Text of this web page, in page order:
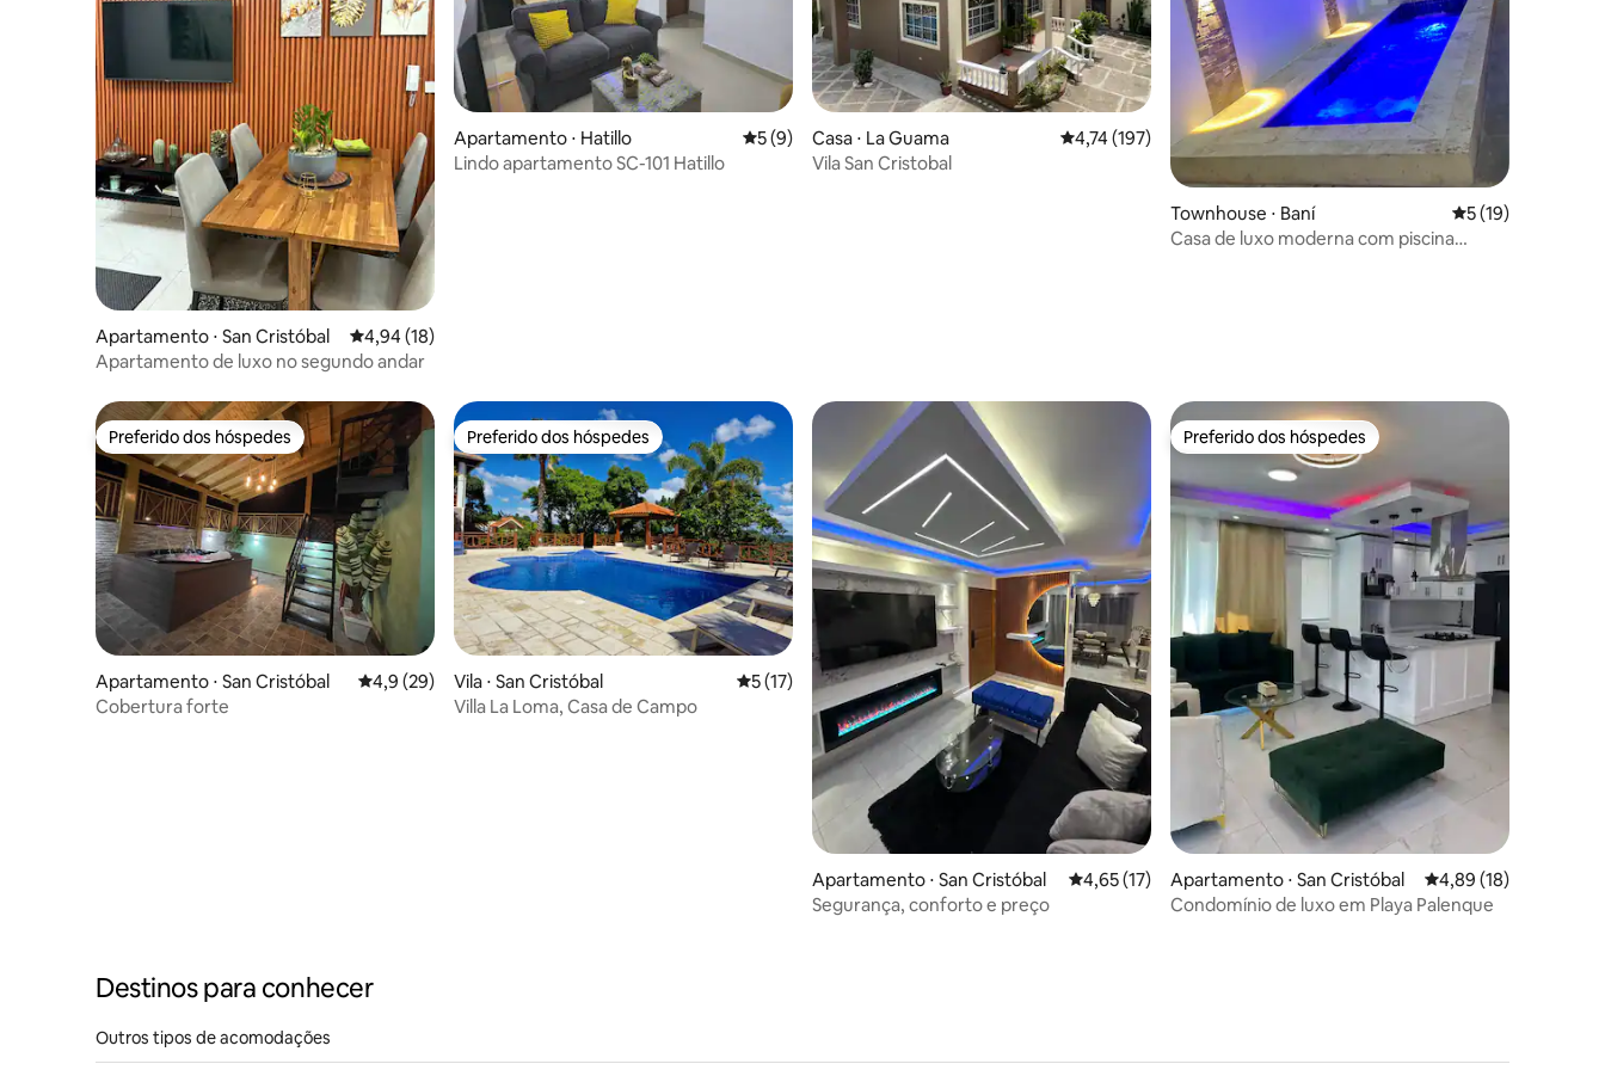
Apartamento ⋅ San Cristóbal 4,94 de uma avaliação média de 5, 18 avaliações
4,94 (18)
Apartamento de luxo no segundo andar
Apartamento ⋅ Hatillo 5 de uma avaliação média de 5, 9 avaliações
5 (9)
Lindo apartamento SC-101 Hatillo
Casa ⋅ La Guama 4,74 de uma avaliação média de 5, 197 avaliações
4,74 (197)
Vila San Cristobal
Townhouse ⋅ Baní 5 de uma
5 (19)
Casa de luxo moderna com piscina
Preferido dos hóspedes
Preferido dos hóspedes
Apartamento ⋅ San Cristóbal 4,9 de uma avaliação média de 5, 29 avaliações
4,9 (29)
Cobertura forte
Preferido dos hóspedes
Preferido dos hóspedes
Vila ⋅ San Cristóbal 5 de uma avaliação média de 5, 17 avaliações
5 (17)
Villa La Loma, Casa de Campo
Apartamento ⋅ San Cristóbal 4,65 de uma avaliação média de 5, 17 avaliações
4,65 (17)
Segurança, conforto e preço
Preferido dos hóspedes
Preferido dos hóspedes
Apartamento ⋅ San Cristóbal 4,89 de uma
4,89 (18)
Condomínio de luxo em Playa Palenque
Destinos para conhecer
Outros tipos de acomodações